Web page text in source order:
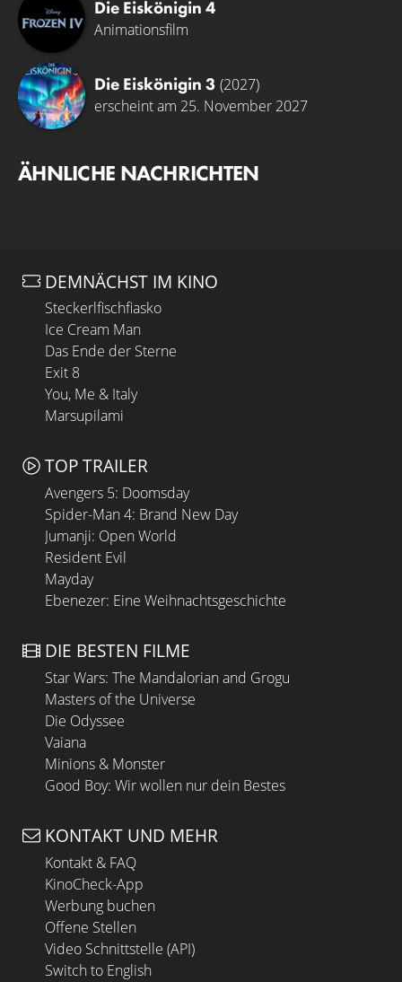
Die Eiskönigin 4
Animationsfilm
Die Eiskönigin 3 (2027)
erscheint am 25. November 2027
ÄHNLICHE NACHRICHTEN
DEMNÄCHST IM KINO
Steckerlfischfiasko
Ice Cream Man
Das Ende der Sterne
Exit 8
You, Me & Italy
Marsupilami
TOP TRAILER
Avengers 5: Doomsday
Spider-Man 4: Brand New Day
Jumanji: Open World
Resident Evil
Mayday
Ebenezer: Eine Weihnachtsgeschichte
DIE BESTEN FILME
Star Wars: The Mandalorian and Grogu
Masters of the Universe
Die Odyssee
Vaiana
Minions & Monster
Good Boy: Wir wollen nur dein Bestes
KONTAKT UND MEHR
Kontakt & FAQ
KinoCheck-App
Werbung buchen
Offene Stellen
Video Schnittstelle (API)
Switch to English